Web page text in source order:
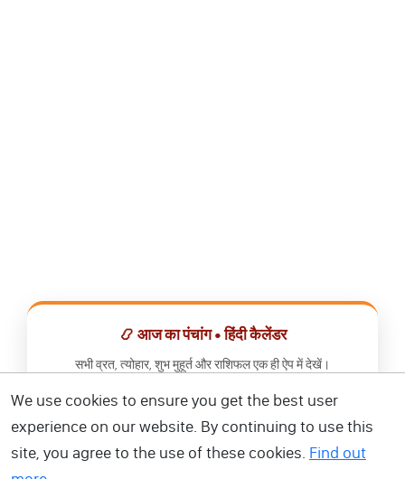
📿 आज का पंचांग • हिंदी कैलेंडर
सभी व्रत, त्योहार, शुभ मुहूर्त और राशिफल एक ही ऐप में देखें।
📅 हिंदी कैलेंडर ऐप डाउनलोड करें
We use cookies to ensure you get the best user
experience on our website. By continuing to use this
site, you agree to the use of these cookies. Find out